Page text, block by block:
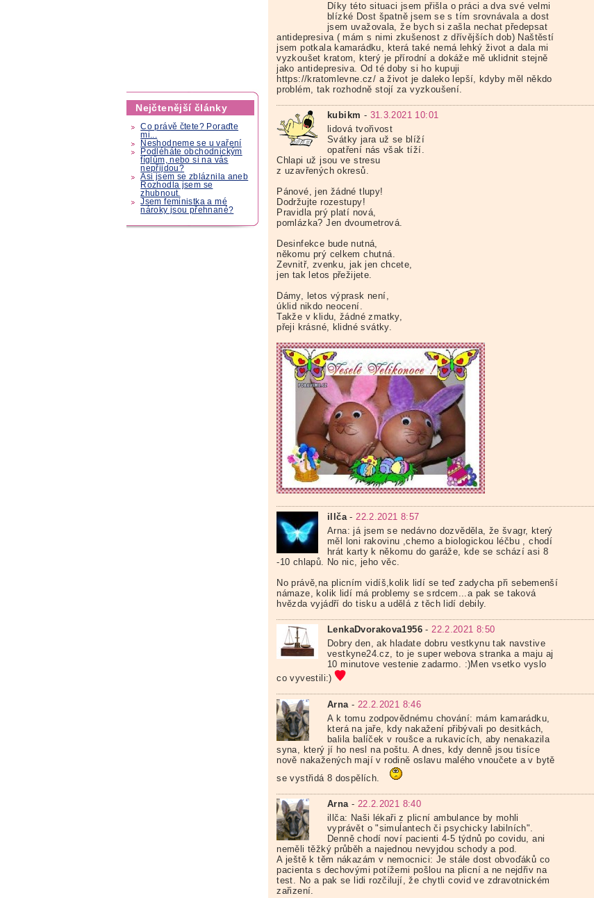
Nejčtenější články
Co právě čtete? Poraďte
mi...
Neshodneme se u vaření
Podléháte obchodnickým
fíglům, nebo si na vás
nepřijdou?
Asi jsem se zbláznila aneb
Rozhodla jsem se
zhubnout.
Jsem feministka a mé
nároky jsou přehnané?
Díky této situaci jsem přišla o práci a dva své velmi
blízké Dost špatně jsem se s tím srovnávala a dost
jsem uvažovala, že bych si zašla nechat předepsat
antidepresiva ( mám s nimi zkušenost z dřívějších dob) Naštěstí
jsem potkala kamarádku, která také nemá lehký život a dala mi
vyzkoušet kratom, který je přírodní a dokáže mě uklidnit stejně
jako antidepresiva. Od té doby si ho kupuji
https://kratomlevne.cz/ a život je daleko lepší, kdyby měl někdo
problém, tak rozhodně stojí za vyzkoušení.
kubikm - 31.3.2021 10:01
lidová tvořivost
Svátky jara už se blíží
opatření nás však tíží.
Chlapi už jsou ve stresu
z uzavřených okresů.
Pánové, jen žádné tlupy!
Dodržujte rozestupy!
Pravidla prý platí nová,
pomlázka? Jen dvoumetrová.
Desinfekce bude nutná,
někomu prý celkem chutná.
Zevnitř, zvenku, jak jen chcete,
jen tak letos přežijete.
Dámy, letos výprask není,
úklid nikdo neocení.
Takže v klidu, žádné zmatky,
přeji krásné, klidné svátky.
illča - 22.2.2021 8:57
Arna: já jsem se nedávno dozvěděla, že švagr, který
měl loni rakovinu ,chemo a biologickou léčbu , chodí
hrát karty k někomu do garáže, kde se schází asi 8
-10 chlapů. No nic, jeho věc.
No právě,na plicním vidíš,kolik lidí se teď zadycha při sebemenší
námaze, kolik lidí má problemy se srdcem...a pak se taková
hvězda vyjádří do tisku a udělá z těch lidí debily.
LenkaDvorakova1956 -22.2.2021 8:50
Dobry den, ak hladate dobru vestkynu tak navstive
vestkyne24.cz, to je super webova stranka a maju aj
10 minutove vestenie zadarmo. :)Men vsetko vyslo
co vyvestili:)
Arna - 22.2.2021 8:46
A k tomu zodpovědnému chování: mám kamarádku,
která na jaře, kdy nakažení přibývali po desitkách,
balila balíček v roušce a rukavicích, aby nenakazila
syna, který jí ho nesl na poštu. A dnes, kdy denně jsou tisíce
nově nakažených mají v rodině oslavu malého vnoučete a v bytě
se vystřidá 8 dospělích.
Arna- 22.2.2021 8:40
illča: Naši lékaři z plicní ambulance by mohli
vyprávět o "simuĺantech či psychicky labilních".
Denně chodí noví pacienti 4-5 týdnů po covidu, ani
neměli těžký průběh a najednou nevyjdou schody a pod.
A ještě k těm nákazám v nemocnici: Je stále dost obvoďáků co
pacienta s dechovými potížemi pošlou na plicní a ne nejdřiv na
test. No a pak se lidi rozčilují, že chytli covid ve zdravotnickém
zařizení.